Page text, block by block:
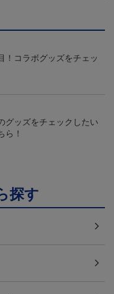
！コラボグッズをチェッ
グッズをチェックしたい
ら！
探す